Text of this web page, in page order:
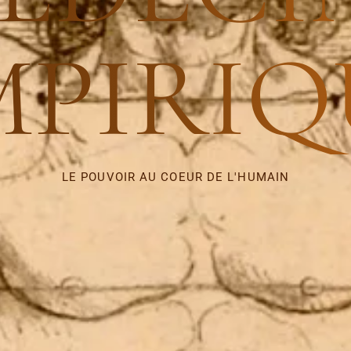
LE POUVOIR AU COEUR DE L'HUMAIN